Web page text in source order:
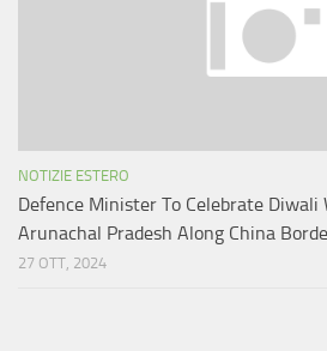
NOTIZIE ESTERO
Defence Minister To Celebrate Diwali
Arunachal Pradesh Along China
27 OTT, 2024